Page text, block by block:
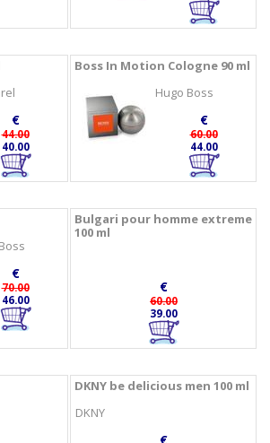
€
44.00
40.00
Boss In Motion Cologne 90 ml
Hugo Boss
€
60.00
44.00
€
70.00
46.00
Bulgari pour homme extreme
100 ml
€
60.00
39.00
DKNY be delicious men 100 ml
DKNY